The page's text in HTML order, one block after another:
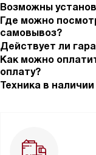
Возможны
Где можно
самовывоз?
Действует ли
Как можно
оплату?
Техника в